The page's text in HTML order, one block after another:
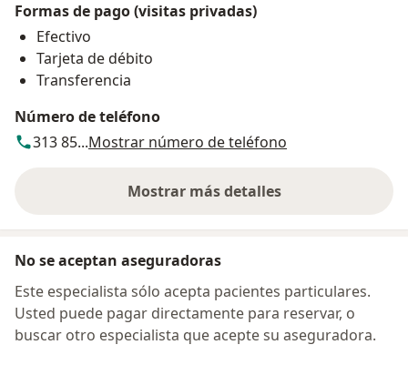
Formas de pago (visitas privadas)
Efectivo
Tarjeta de débito
Transferencia
Número de teléfono
313 85...Mostrar número de teléfono
Mostrar más detalles
sobre la dirección
No se aceptan aseguradoras
Este especialista sólo acepta pacientes particulares.
Usted puede pagar directamente para reservar, o
buscar otro especialista que acepte su aseguradora.